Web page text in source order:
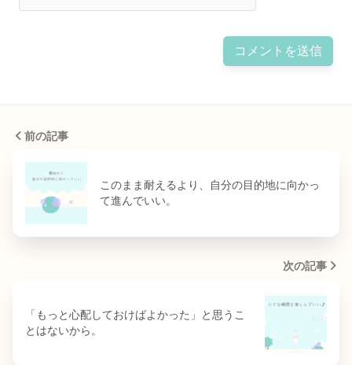
前の記事
このまま耐えるより、自分の目的地に向かっ
て進んでいい。
次の記事
「もっと心配しておけばよかった」と思うこ
とはないから。